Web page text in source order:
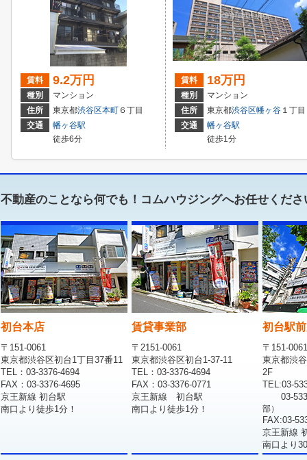
賃料 9.2万円
種別
マンション
住所
東京都渋谷区本町 ６丁目
交通
幡ヶ谷駅
徒歩6分
賃料 18万円
種別
マンション
住所
東京都渋谷区幡ヶ谷 １丁目
交通
幡ヶ谷駅
徒歩1分
不動産のことなら何でも！コムハウジングへお任せくださ
初台本店
〒151-0061
東京都渋谷区初台1丁目37番11
TEL：03-3376-4694
FAX：03-3376-4695
京王新線 初台駅
南口より徒歩1分！
賃貸事業部
〒2151-0061
東京都渋谷区初台1-37-11
TEL：03-3376-4694
FAX：03-3376-0771
京王新線 初台駅
南口より徒歩1分！
初台駅
〒151-0061
東京都渋
2F
TEL:03-
03-
部）
FAX:03-
京王新線
南口より